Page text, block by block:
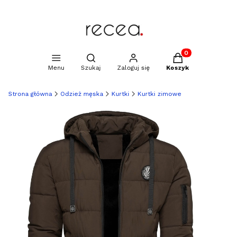
Menu
Otwórz wyszukiwarkę
Szukaj Zaloguj się
Produkty w
Koszyk
Strona główna Odzież męska Kurtki Kurtki zimowe